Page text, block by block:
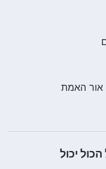
אור האמת
יכול